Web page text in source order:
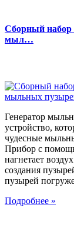
Сборный набор
мыл…
Генератор
устройство,
чудесные
Прибор с
нагнетает
создания
пузырей
Подробнее »